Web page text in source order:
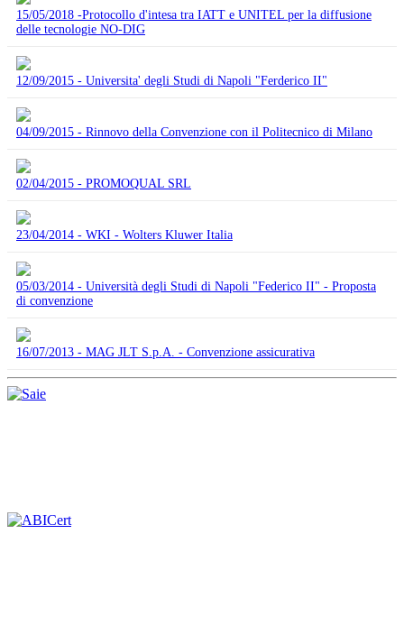
15/05/2018 -Protocollo d'intesa tra IATT e UNITEL per la diffusione
delle tecnologie NO-DIG
12/09/2015 - Universita' degli Studi di Napoli "Ferderico II"
04/09/2015 - Rinnovo della Convenzione con il Politecnico di Milano
02/04/2015 - PROMOQUAL SRL
23/04/2014 - WKI - Wolters Kluwer Italia
05/03/2014 - Università degli Studi di Napoli "Federico II" - Proposta
di convenzione
16/07/2013 - MAG JLT S.p.A. - Convenzione assicurativa